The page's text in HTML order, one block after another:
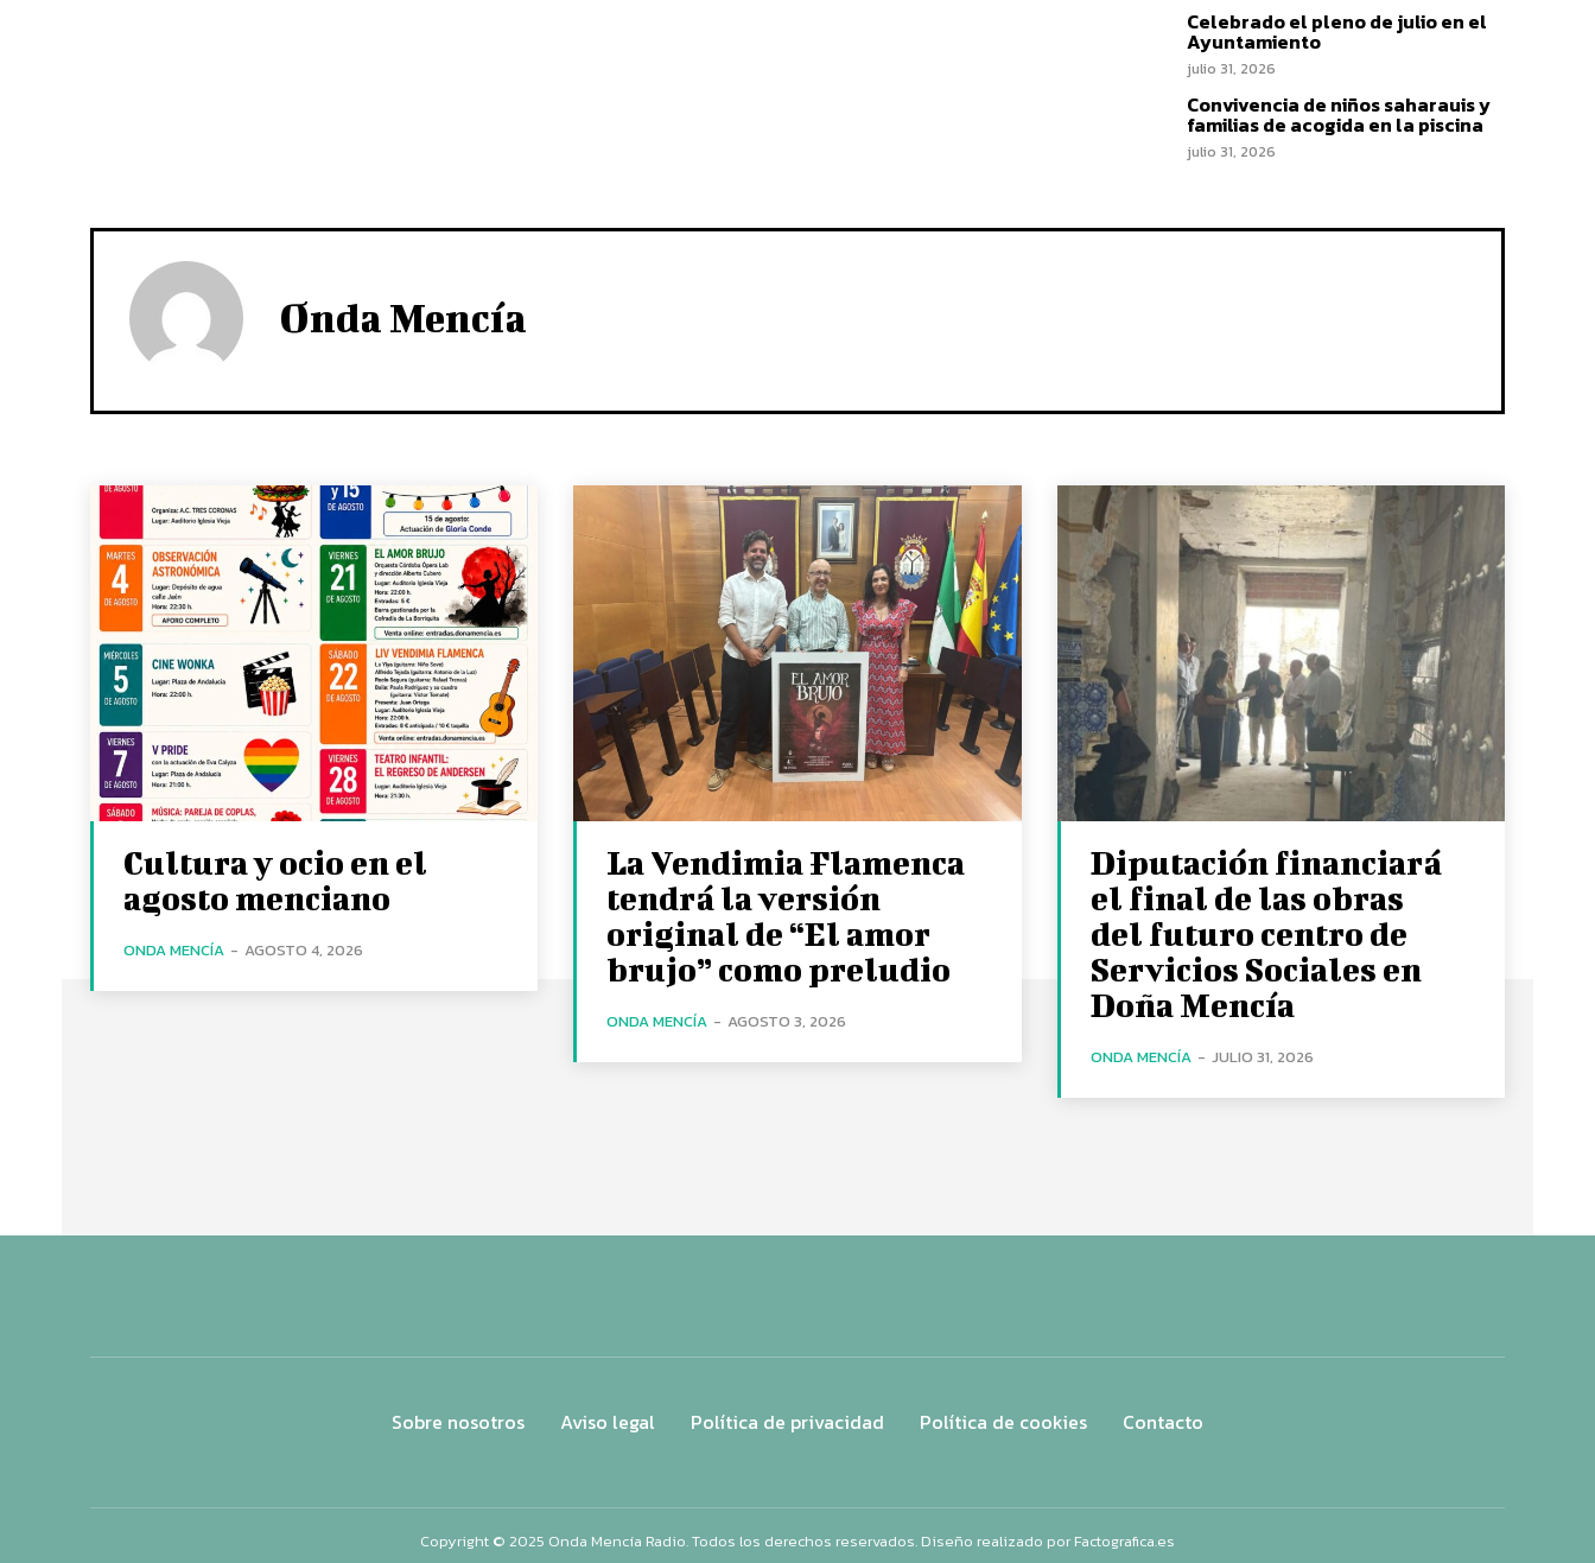
Celebrado el pleno de julio en el
Ayuntamiento
julio 31, 2026
Convivencia de niños saharauis y
familias de acogida en la piscina
julio 31, 2026
Onda Mencía
Cultura y ocio en el
agosto menciano
ONDA MENCÍA - AGOSTO 4, 2026
La Vendimia Flamenca
tendrá la versión
original de “El amor
brujo” como preludio
ONDA MENCÍA - AGOSTO 3, 2026
Diputación financiará
el final de las obras
del futuro centro de
Servicios Sociales en
Doña Mencía
ONDA MENCÍA - JULIO 31, 2026
Sobre nosotros Aviso legal Política de privacidad Política de cookies Contacto
Copyright © 2025 Onda Mencía Radio. Todos los derechos reservados. Diseño realizado por Factografica.es